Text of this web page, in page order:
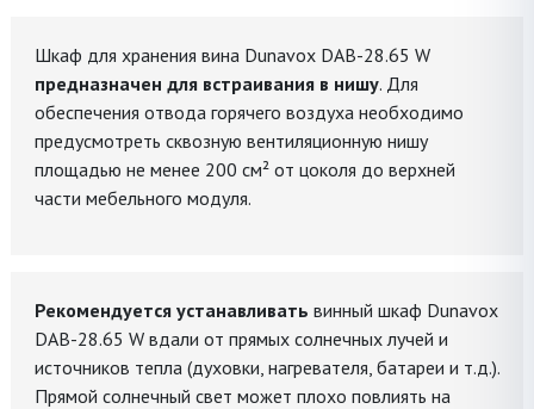
Шкаф для хранения вина Dunavox DAB-28.65 W
предназначен для встраивания в нишу. Для
обеспечения отвода горячего воздуха необходимо
предусмотреть сквозную вентиляционную нишу
площадью не менее 200 см² от цоколя до верхней
части мебельного модуля.
Рекомендуется устанавливать винный шкаф Dunavox
DAB-28.65 W вдали от прямых солнечных лучей и
источников тепла (духовки, нагревателя, батареи и т.д.).
Прямой солнечный свет может плохо повлиять на